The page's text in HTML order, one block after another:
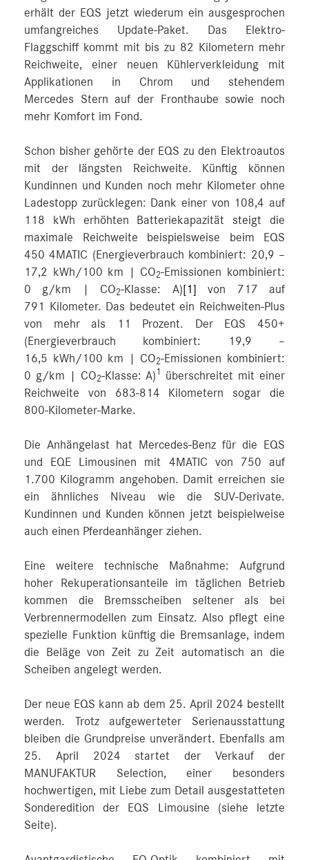
erhält der EQS jetzt wiederum ein ausgesprochen
umfangreiches Update-Paket. Das Elektro-
Flaggschiff kommt mit bis zu 82 Kilometern mehr
Reichweite, einer neuen Kühlerverkleidung mit
Applikationen in Chrom und stehendem
Mercedes Stern auf der Fronthaube sowie noch
mehr Komfort im Fond.
Schon bisher gehörte der EQS zu den Elektroautos
mit der längsten Reichweite. Künftig können
Kundinnen und Kunden noch mehr Kilometer ohne
Ladestopp zurücklegen: Dank einer von 108,4 auf
118 kWh erhöhten Batteriekapazität steigt die
maximale Reichweite beispielsweise beim EQS
450 4MATIC (Energieverbrauch kombiniert: 20,9 –
17,2 kWh/100 km | CO2‑Emissionen kombiniert:
0 g/km | CO2-Klasse: A)[1] von 717 auf
791 Kilometer. Das bedeutet ein Reichweiten-Plus
von mehr als 11 Prozent. Der EQS 450+
(Energieverbrauch kombiniert: 19,9 –
16,5 kWh/100 km | CO2‑Emissionen kombiniert:
0 g/km | CO2-Klasse: A) 1
überschreitet mit einer
Reichweite von 683-814 Kilometern sogar die
800-Kilometer-Marke.
Die Anhängelast hat Mercedes‑Benz für die EQS
und EQE Limousinen mit 4MATIC von 750 auf
1.700 Kilogramm angehoben. Damit erreichen sie
ein ähnliches Niveau wie die SUV-Derivate.
Kundinnen und Kunden können jetzt beispielweise
auch einen Pferdeanhänger ziehen.
Eine weitere technische Maßnahme: Aufgrund
hoher Rekuperationsanteile im täglichen Betrieb
kommen die Bremsscheiben seltener als bei
Verbrennermodellen zum Einsatz. Also pflegt eine
spezielle Funktion künftig die Bremsanlage, indem
die Beläge von Zeit zu Zeit automatisch an die
Scheiben angelegt werden.
Der neue EQS kann ab dem 25. April 2024 bestellt
werden. Trotz aufgewerteter Serienausstattung
bleiben die Grundpreise unverändert. Ebenfalls am
25. April 2024 startet der Verkauf der
MANUFAKTUR Selection, einer besonders
hochwertigen, mit Liebe zum Detail ausgestatteten
Sonderedition der EQS Limousine (siehe letzte
Seite).